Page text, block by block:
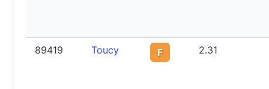
89419 Toucy F 2.31